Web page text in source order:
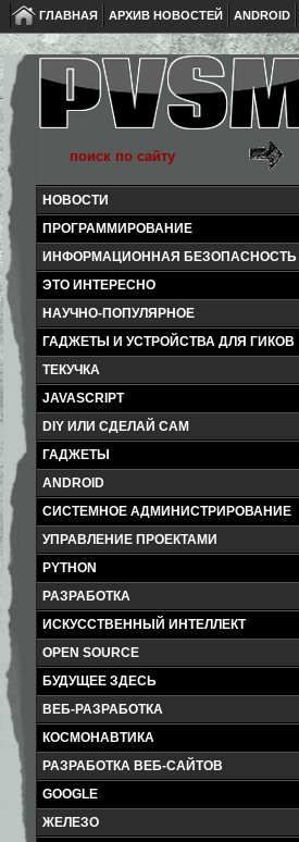
ГЛАВНАЯ АРХИВ НОВОСТЕЙ ANDROID
НОВОСТИ
ПРОГРАММИРОВАНИЕ
ИНФОРМАЦИОННАЯ БЕЗОПАСНОСТЬ
ЭТО ИНТЕРЕСНО
НАУЧНО-ПОПУЛЯРНОЕ
ГАДЖЕТЫ И УСТРОЙСТВА ДЛЯ ГИКОВ
ТЕКУЧКА
JAVASCRIPT
DIY ИЛИ СДЕЛАЙ САМ
ГАДЖЕТЫ
ANDROID
СИСТЕМНОЕ АДМИНИСТРИРОВАНИЕ
УПРАВЛЕНИЕ ПРОЕКТАМИ
PYTHON
РАЗРАБОТКА
ИСКУССТВЕННЫЙ ИНТЕЛЛЕКТ
OPEN SOURCE
БУДУЩЕЕ ЗДЕСЬ
ВЕБ-РАЗРАБОТКА
КОСМОНАВТИКА
РАЗРАБОТКА ВЕБ-САЙТОВ
GOOGLE
ЖЕЛЕЗО